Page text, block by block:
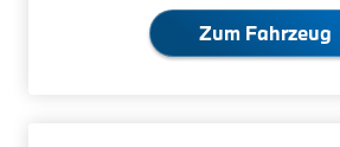
Zum Fahrzeug